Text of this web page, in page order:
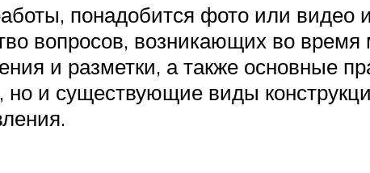
понадобится фото или видео
вопросов, возникающих во время
и разметки, а также основные
но и существующие виды